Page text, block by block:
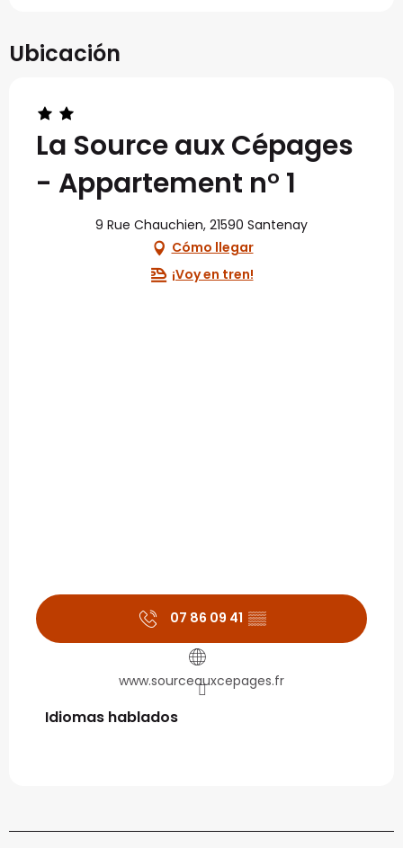
Ubicación
La Source aux Cépages
- Appartement n° 1
9 Rue Chauchien, 21590 Santenay
Cómo llegar
¡Voy en tren!
07 86 09 41 ▒▒
www.sourceauxcepages.fr
Idiomas hablados
Idiomas hablados